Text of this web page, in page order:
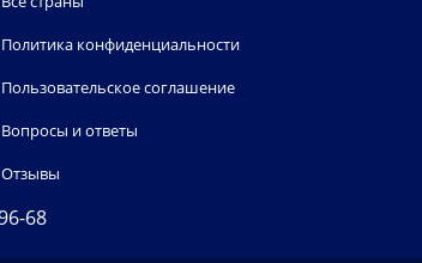
Политика конфиденциальности
Пользовательское соглашение
Вопросы и ответы
Отзывы
68